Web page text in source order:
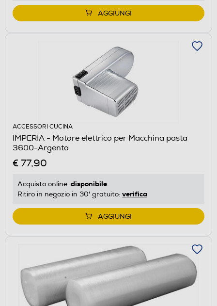
AGGIUNGI
ACCESSORI CUCINA
IMPERIA - Motore elettrico per Macchina pasta
3600-Argento
€ 77,90
Acquisto online: disponibile
Ritiro in negozio in 30' gratuito: verifica
AGGIUNGI